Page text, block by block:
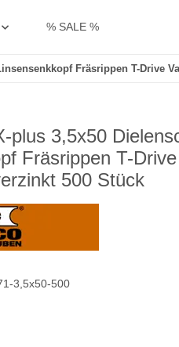
% SALE %
Fräsrippen T-Drive
plus 3,5x50
Fräsrippen T-
500 Stück
3,5x50-500